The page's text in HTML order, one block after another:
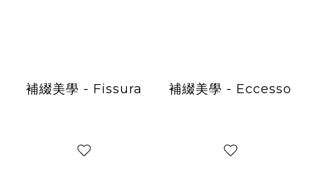
補綴美學 - Fissura 補綴美學 - Eccesso